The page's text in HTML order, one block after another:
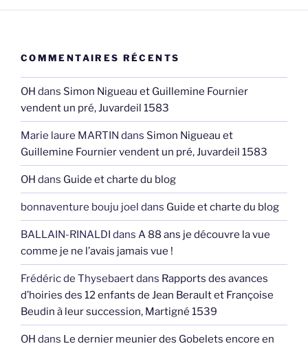
COMMENTAIRES RÉCENTS
OH dans Simon Nigueau et Guillemine Fournier
vendent un pré, Juvardeil 1583
Marie laure MARTIN dans Simon Nigueau et
Guillemine Fournier vendent un pré, Juvardeil 1583
OH dans Guide et charte du blog
bonnaventure bouju joel dans Guide et charte du blog
BALLAIN-RINALDI dans A 88 ans je découvre la vue
comme je ne l’avais jamais vue !
Frédéric de Thysebaertdans Rapports des avances
d’hoiries des 12 enfants de Jean Berault et Françoise
Beudin à leur succession, Martigné 1539
OH dans Le dernier meunier des Gobelets encore en